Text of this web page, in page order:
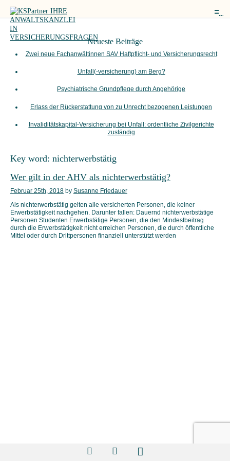
Neueste Beiträge
Zwei neue Fachanwältinnen SAV Haftpflicht- und Versicherungsrecht
Unfall(-versicherung) am Berg?
Psychiatrische Grundpflege durch Angehörige
Erlass der Rückerstattung von zu Unrecht bezogenen Leistungen
Invaliditätskapital-Versicherung bei Unfall: ordentliche Zivilgerichte
zuständig
Key word: nichterwerbstätig
Wer gilt in der AHV als nichterwerbstätig?
Februar 25th, 2018 by Susanne Friedauer
Als nichterwerbstätig gelten alle versicherten Personen, die keiner
Erwerbstätigkeit nachgehen. Darunter fallen: Dauernd nichterwerbstätige
Personen Studenten Erwerbstätige Personen, die den Mindestbeitrag
durch die Erwerbstätigkeit nicht erreichen Personen, die durch öffentliche
Mittel oder durch Drittpersonen finanziell unterstützt werden